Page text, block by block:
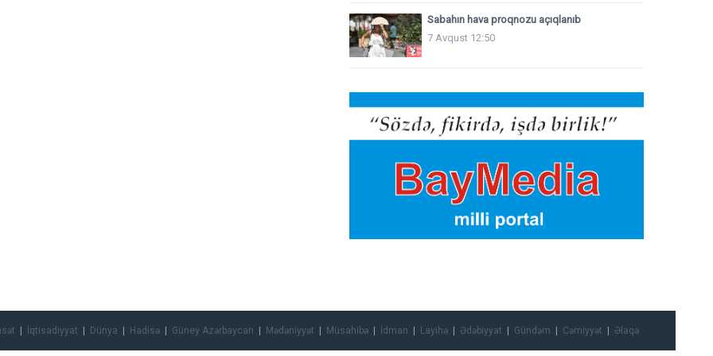
Sabahın hava proqnozu açıqlanıb
7 Avqust 12:50
İqtisadiyyat Dünya Hadisə Güney Azərbaycan Mədəniyyət Müsahibə İdman Layihə Ədəbiyyat Gündəm Cəmiyyət Əlaqə